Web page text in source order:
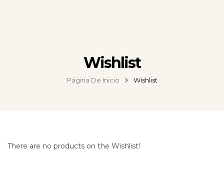
Wishlist
Página De Inicio Wishlist
There are no products on the Wishlist!